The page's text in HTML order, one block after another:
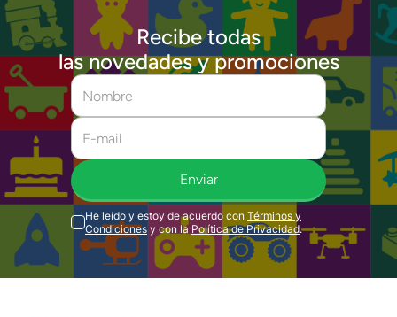
Recibe todas
las novedades y promociones
Enviar
He leído y estoy de acuerdo con Términos y
Condiciones y con la Política de Privacidad.